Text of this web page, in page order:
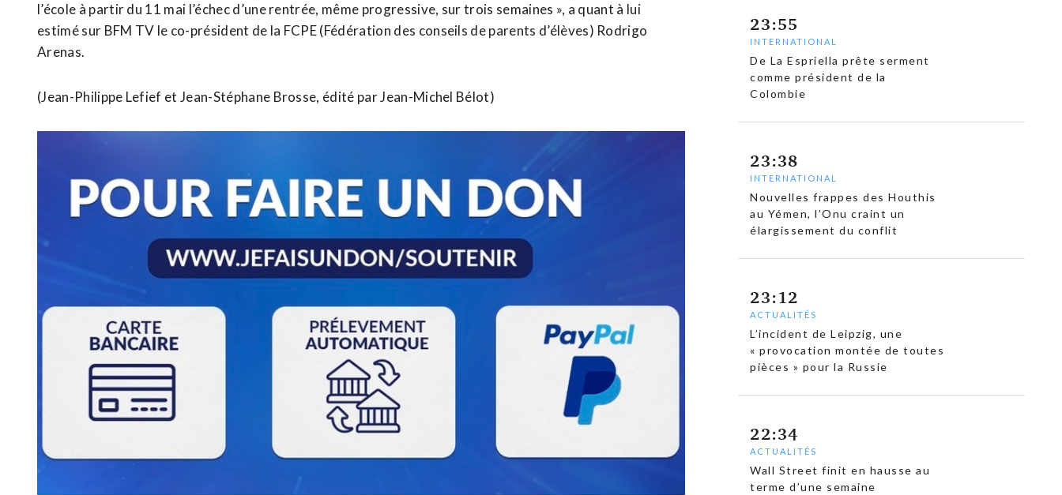
l’école à partir du 11 mai l’échec d’une rentrée, même progressive, sur trois semaines », a quant à lui
estimé sur BFM TV le co-président de la FCPE (Fédération des conseils de parents d’élèves) Rodrigo
Arenas.
(Jean-Philippe Lefief et Jean-Stéphane Brosse, édité par Jean-Michel Bélot)
23:55
INTERNATIONAL
De La Espriella prête serment
comme président de la
Colombie
23:38
INTERNATIONAL
Nouvelles frappes des Houthis
au Yémen, l’Onu craint un
élargissement du conflit
23:12
ACTUALITÉS
L’incident de Leipzig, une
« provocation montée de toutes
pièces » pour la Russie
22:34
ACTUALITÉS
Wall Street finit en hausse au
terme d’une semaine